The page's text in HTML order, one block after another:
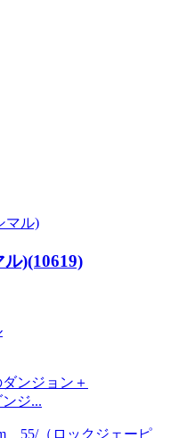
)(10619)
ジ...